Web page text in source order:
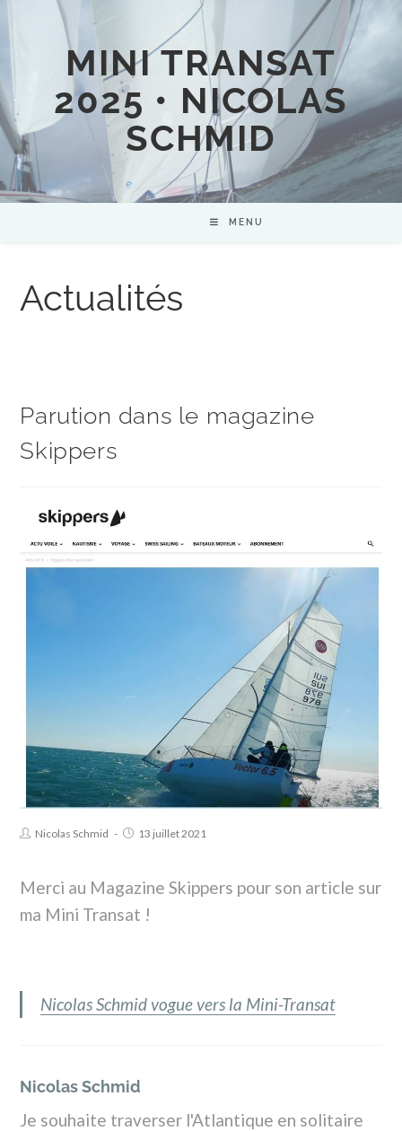
MINI TRANSAT
2025 • NICOLAS
SCHMID
MENU
Actualités
Parution dans le magazine
Skippers
Nicolas Schmid 13 juillet 2021
Merci au Magazine Skippers pour son article sur
ma Mini Transat !
Nicolas Schmid vogue vers la Mini-Transat
Nicolas Schmid
Je souhaite traverser l'Atlantique en solitaire